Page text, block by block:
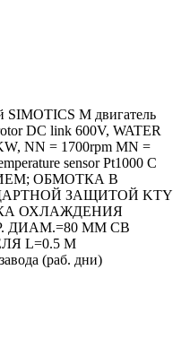
M двигатель
DC link 600V, WATER
NN = 1700rpm MN =
sensor Pt1000 С
ОБМОТКА В
ЗАЩИТОЙ KTY
ОХЛАЖДЕНИЯ
ДИАМ.=80 MM СВ
L=0.5 M
(раб. дни)